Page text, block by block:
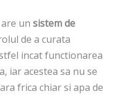
un sistem de
de a curata
incat functionarea
iar acestea sa nu se
frica chiar si apa de